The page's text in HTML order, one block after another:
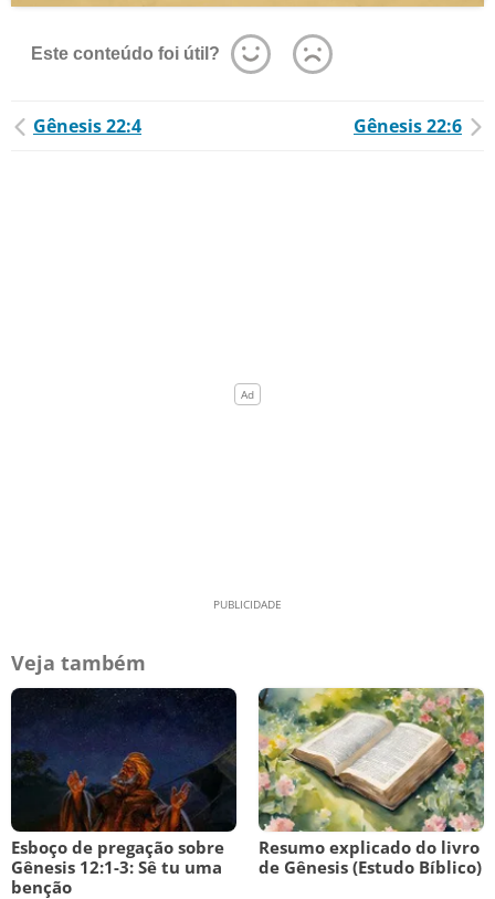
Este conteúdo foi útil?
Gênesis 22:4 Gênesis 22:6
Veja também
Esboço de pregação sobre
Gênesis 12:1-3: Sê tu uma
benção
Resumo explicado do livro
de Gênesis (Estudo Bíblico)